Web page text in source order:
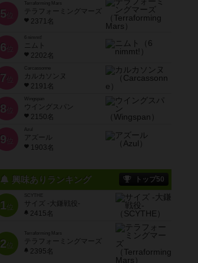
5 位
Terraforming Mars
テラフォーミングマーズ
2371名
6 位
ニムト
2202名
7 位
Carcassonne
カルカソンヌ
2191名
8 位
Wingspan
ウイングスパン
2150名
9 位
Azul
アズール
1903名
興味ありランキング トップ50
1位
SCYTHE
サイズ -大鎌戦役-
2415名
2位
Terraforming Mars
テラフォーミングマーズ
2395名